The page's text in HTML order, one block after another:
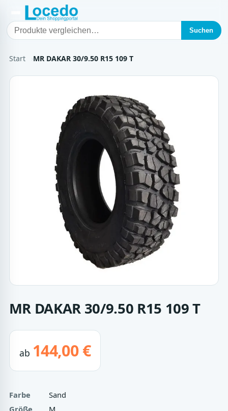
Suchen
Start MR DAKAR 30/9.50 R15 109 T
MR DAKAR 30/9.50 R15 109 T
ab 144,00 €
Farbe
Sand
Größe
M